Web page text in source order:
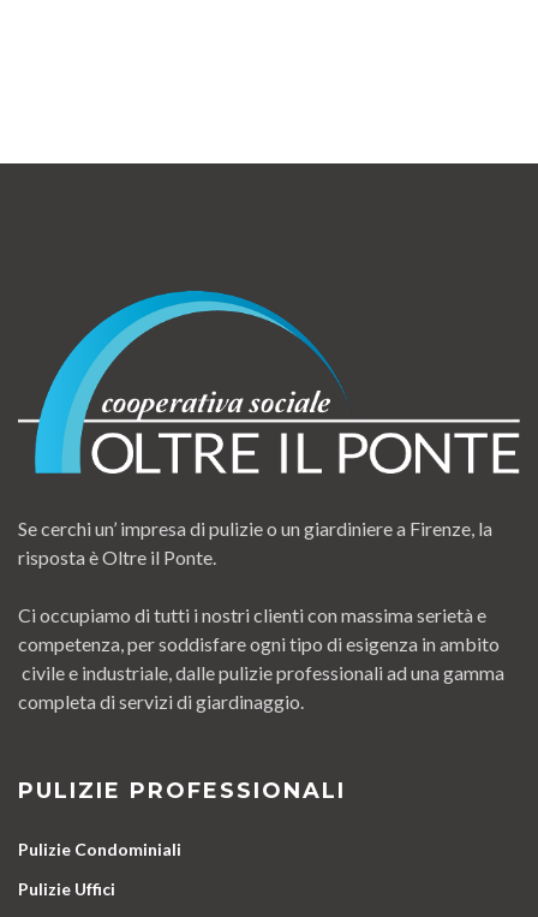
Se cerchi un’ impresa di pulizie o un giardiniere a Firenze, la
risposta è Oltre il Ponte.
Ci occupiamo di tutti i nostri clienti con massima serietà e
competenza, per soddisfare ogni tipo di esigenza in ambito
civile e industriale, dalle pulizie professionali ad una gamma
completa di servizi di giardinaggio.
PULIZIE PROFESSIONALI
Pulizie Condominiali
Pulizie Uffici